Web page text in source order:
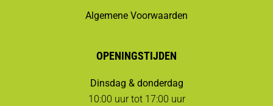
Algemene Voorwaarden
OPENINGSTIJDEN
Dinsdag & donderdag
10:00 uur tot 17:00 uur